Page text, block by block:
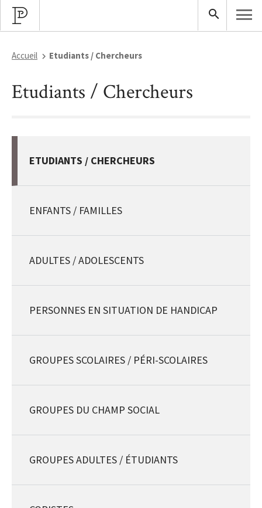
Accueil Etudiants / Chercheurs
Etudiants / Chercheurs
ETUDIANTS / CHERCHEURS
ENFANTS / FAMILLES
ADULTES / ADOLESCENTS
PERSONNES EN SITUATION DE HANDICAP
GROUPES SCOLAIRES / PÉRI-SCOLAIRES
GROUPES DU CHAMP SOCIAL
GROUPES ADULTES / ÉTUDIANTS